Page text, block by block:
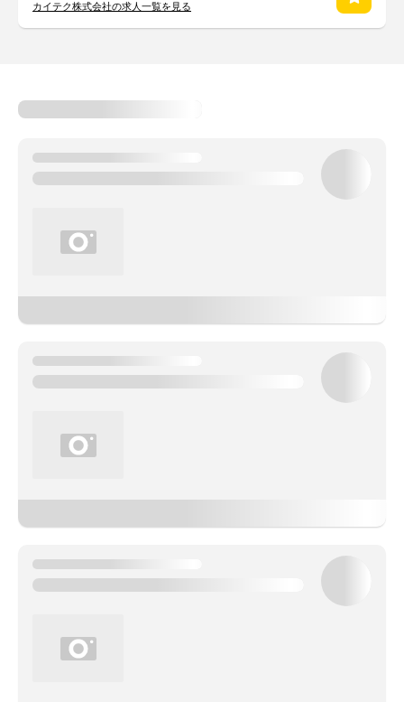
カイテク株式会社の求人一覧を見る